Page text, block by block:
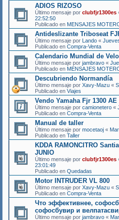
ADIOS RIZOSO
Último mensaje por clubfjr1300es
22:52:50
Publicado en MENSAJES
Antideslizante Triboseat
Último mensaje por Lando «
Publicado en Compra-Venta
Calendario Mundial de
Último mensaje por jambravo «
Publicado en MENSAJES
Descubriendo Normandía
Último mensaje por Xavy-Mazu «
Publicado en Viajes
Vendo Yamaha Fjr 1300 AE
Último mensaje por camionetero «
Publicado en Compra-Venta
Manual de taller
Último mensaje por mocetaoj «
Publicado en Taller
KDDA RAMONCITRO
JUNIO
Último mensaje por clubfjr1300es
23:01:49
Publicado en Quedadas
Motor INTRUDER VL 800
Último mensaje por Xavy-Mazu «
Publicado en Compra-Venta
Что эффективнее,
софосбувир и
Último mensaje por jambravo «